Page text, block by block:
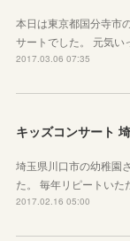
本日は東京都国分寺市
サートでした。 元気い
2017.03.06 07:35
キッズコンサート
埼玉県川口市の幼稚園
た。 毎年リピートいた
2017.02.16 05:00